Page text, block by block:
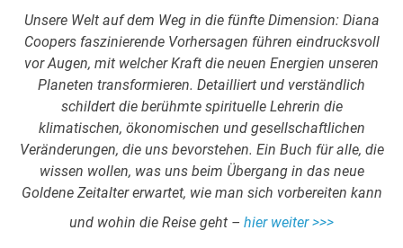
Unsere Welt auf dem Weg in die fünfte Dimension: Diana
Coopers faszinierende Vorhersagen führen eindrucksvoll
vor Augen, mit welcher Kraft die neuen Energien unseren
Planeten transformieren. Detailliert und verständlich
schildert die berühmte spirituelle Lehrerin die
klimatischen, ökonomischen und gesellschaftlichen
Veränderungen, die uns bevorstehen. Ein Buch für alle, die
wissen wollen, was uns beim Übergang in das neue
Goldene Zeitalter erwartet, wie man sich vorbereiten kann
und wohin die Reise geht – hier weiter >>>